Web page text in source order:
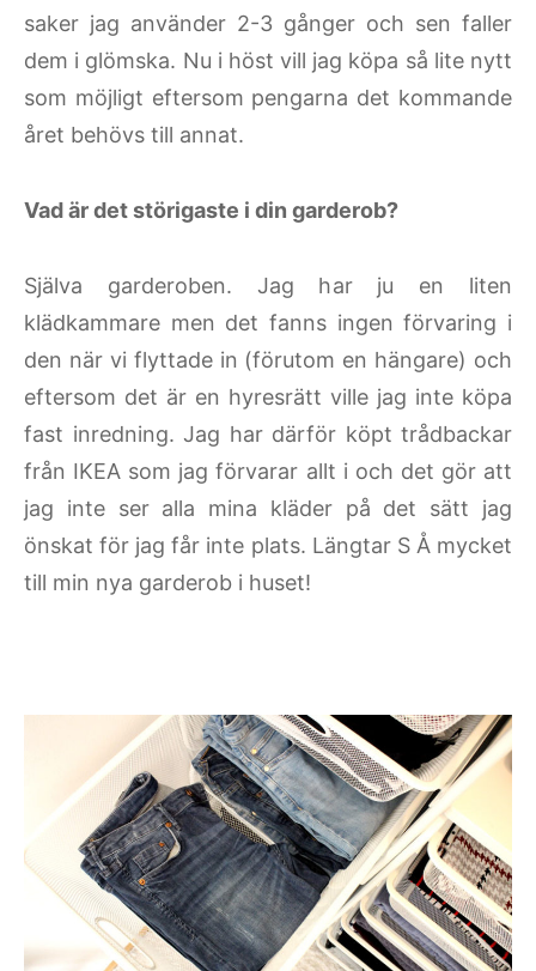
saker jag använder 2-3 gånger och sen faller
dem i glömska. Nu i höst vill jag köpa så lite nytt
som möjligt eftersom pengarna det kommande
året behövs till annat.
Vad är det störigaste i din garderob?
Själva garderoben. Jag har ju en liten
klädkammare men det fanns ingen förvaring i
den när vi flyttade in (förutom en hängare) och
eftersom det är en hyresrätt ville jag inte köpa
fast inredning. Jag har därför köpt trådbackar
från IKEA som jag förvarar allt i och det gör att
jag inte ser alla mina kläder på det sätt jag
önskat för jag får inte plats. Längtar S Å mycket
till min nya garderob i huset!